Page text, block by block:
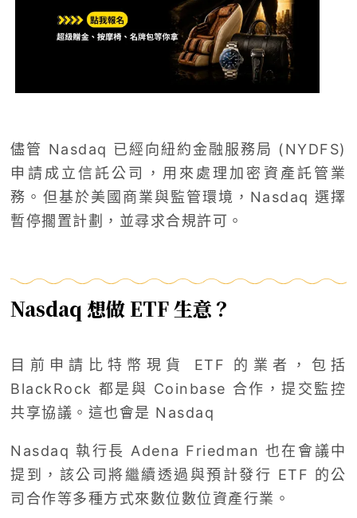
儘管 Nasdaq 已經向紐約金融服務局 (NYDFS)
申請成立信託公司，用來處理加密資產託管業
務。但基於美國商業與監管環境，Nasdaq 選擇
暫停擱置計劃，並尋求合規許可。
Nasdaq 想做 ETF 生意？
目前申請比特幣現貨 ETF 的業者，包括
BlackRock 都是與 Coinbase 合作，提交監控
共享協議。這也會是 Nasdaq
Nasdaq 執行長 Adena Friedman 也在會議中
提到，該公司將繼續透過與預計發行 ETF 的公
司合作等多種方式來數位數位資產行業。